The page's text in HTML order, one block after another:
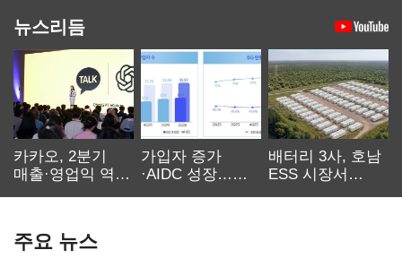
뉴스리듬
카카오, 2분기
매출·영업익 역대
가입자 증가
·AIDC 성장…
배터리 3사, 호남
ESS 시장서
주요 뉴스